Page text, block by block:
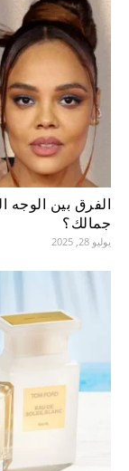
الفرق بين
جمالك؟
يوليو 28, 2025